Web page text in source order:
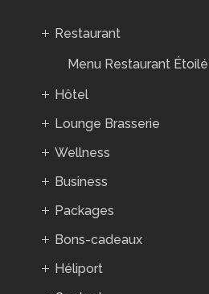
Restaurant
Menu Restaurant Étoilé
Hôtel
Lounge Brasserie
Wellness
Business
Packages
Bons-cadeaux
Héliport